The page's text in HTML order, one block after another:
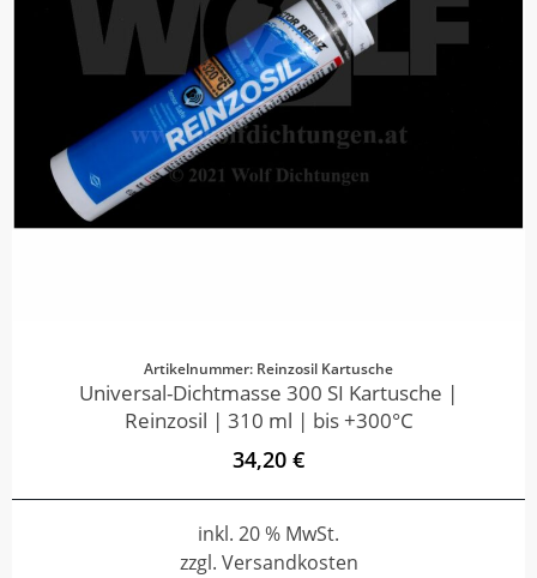
Artikelnummer: Reinzosil Kartusche
Universal-Dichtmasse 300 SI Kartusche |
Reinzosil | 310 ml | bis +300°C
34,20 €
inkl. 20 % MwSt.
zzgl. Versandkosten